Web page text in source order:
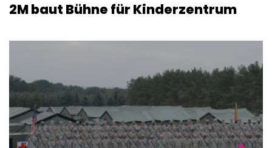
BÜHNEN &
TRIBÜNEN
2M baut Bühne für Kinderzentrum